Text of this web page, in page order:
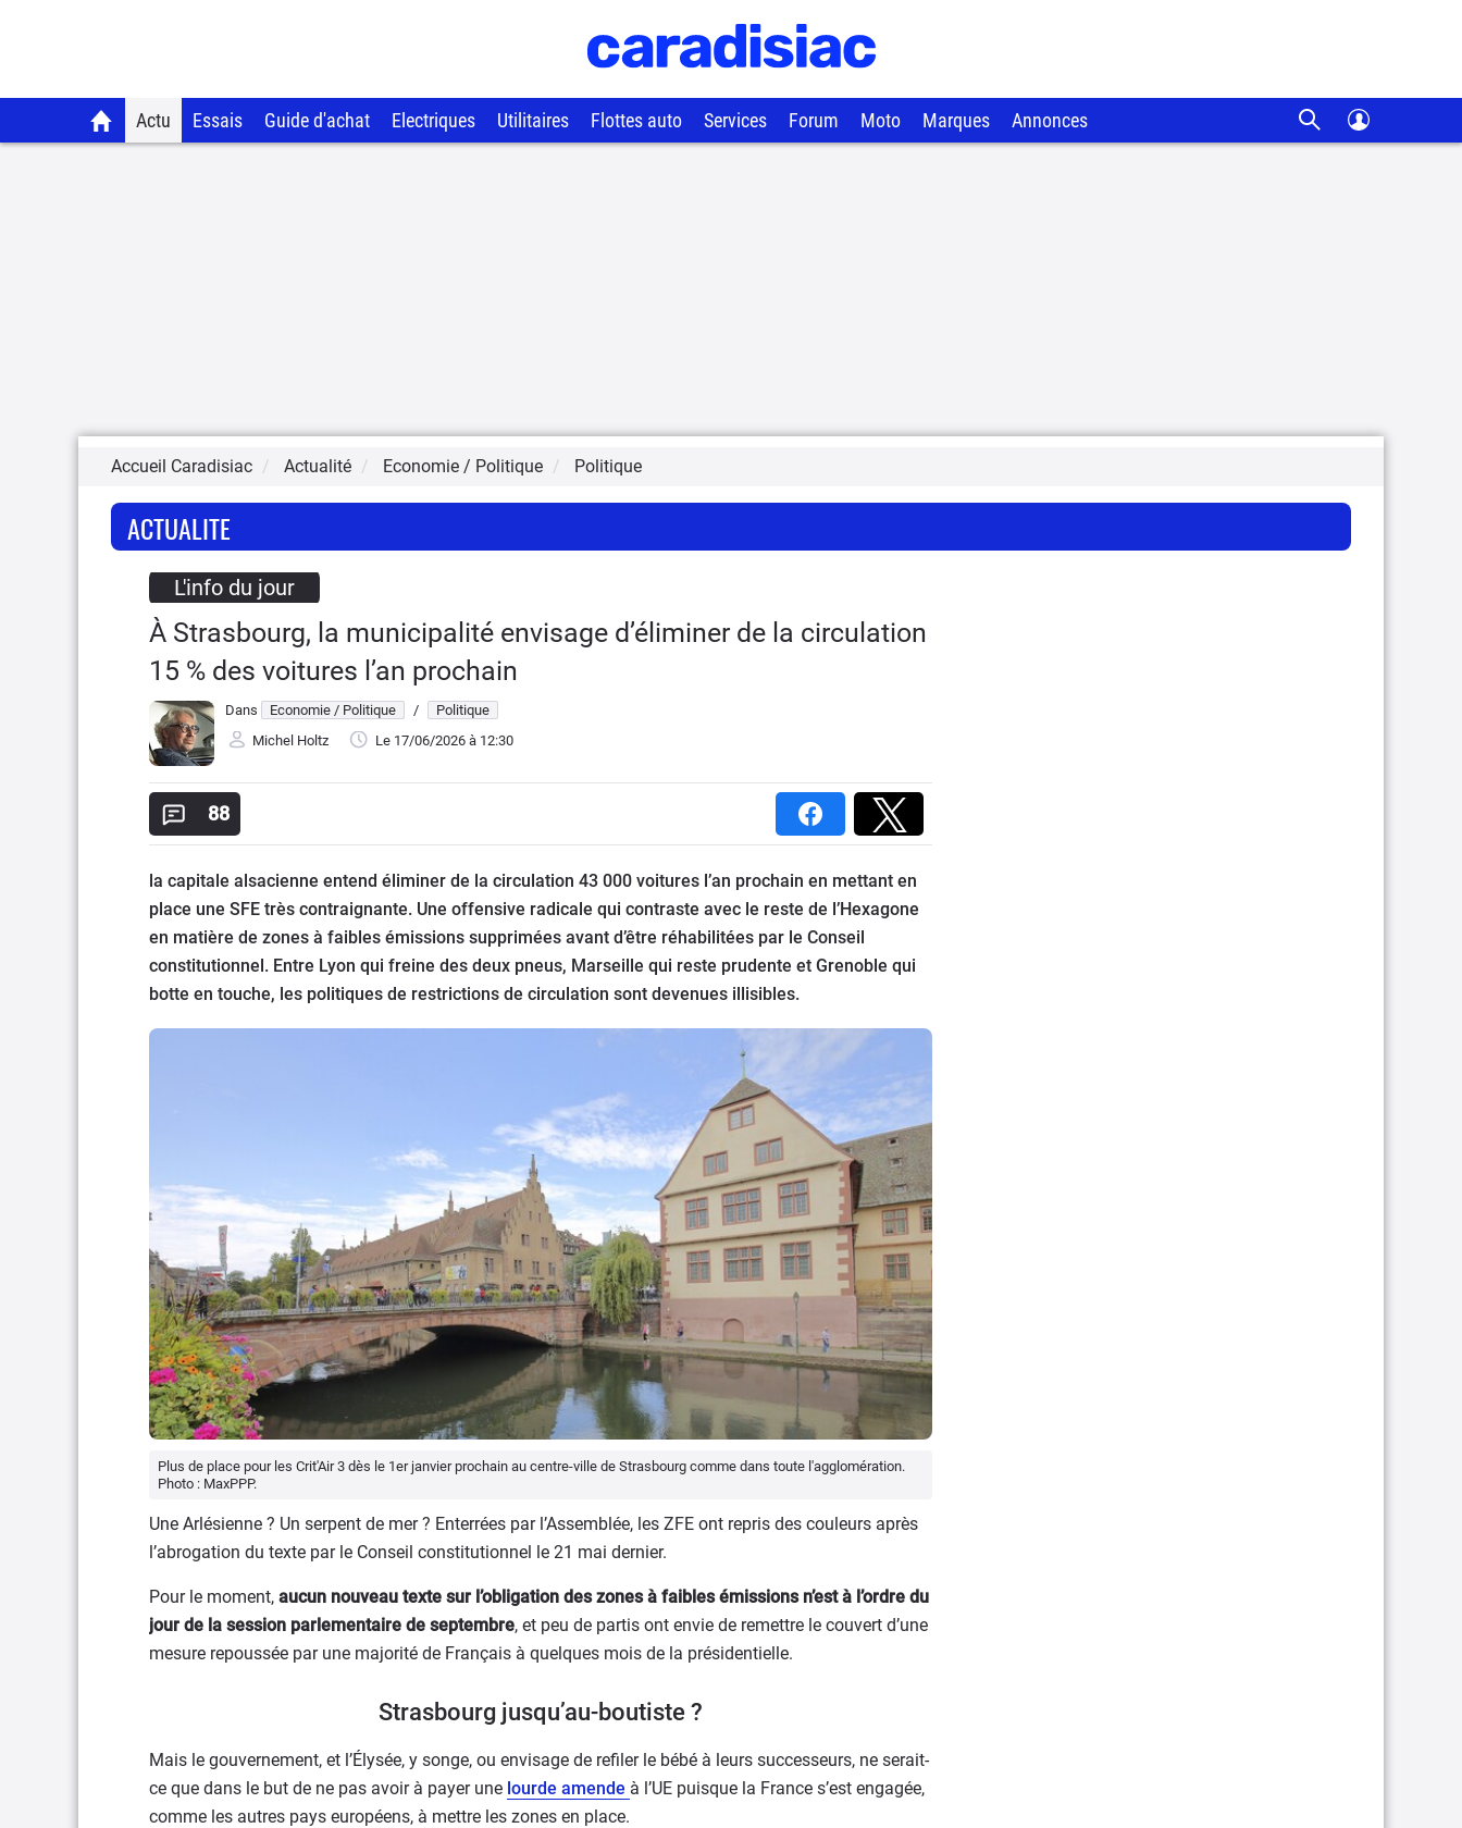
Actu Essais Guide d'achat Electriques Utilitaires Flottes auto Services Forum Moto Marques Annonces
Accueil Caradisiac Actualité Economie / Politique Politique
ACTUALITE
L'info du jour
À Strasbourg, la municipalité envisage d’éliminer de la circulation
15 % des voitures l’an prochain
Dans Economie / Politique /
Politique
Michel Holtz
Le 17/06/2026 à 12:30
88
la capitale alsacienne entend éliminer de la circulation 43 000 voitures l’an prochain en mettant en
place une SFE très contraignante. Une offensive radicale qui contraste avec le reste de l’Hexagone
en matière de zones à faibles émissions supprimées avant d’être réhabilitées par le Conseil
constitutionnel. Entre Lyon qui freine des deux pneus, Marseille qui reste prudente et Grenoble qui
botte en touche, les politiques de restrictions de circulation sont devenues illisibles.
Plus de place pour les Crit'Air 3 dès le 1er janvier prochain au centre-ville de Strasbourg comme dans toute l'agglomération.
Photo : MaxPPP.
Une Arlésienne ? Un serpent de mer ? Enterrées par l’Assemblée, les ZFE ont repris des couleurs après
l’abrogation du texte par le Conseil constitutionnel le 21 mai dernier.
Pour le moment, aucun nouveau texte sur l’obligation des zones à faibles émissions n’est à l’ordre du
jour de la session parlementaire de septembre, et peu de partis ont envie de remettre le couvert d’une
mesure repoussée par une majorité de Français à quelques mois de la présidentielle.
Strasbourg jusqu’au-boutiste ?
Mais le gouvernement, et l’Élysée, y songe, ou envisage de refiler le bébé à leurs successeurs, ne serait-
ce que dans le but de ne pas avoir à payer une lourde amende à l’UE puisque la France s’est engagée,
comme les autres pays européens, à mettre les zones en place.